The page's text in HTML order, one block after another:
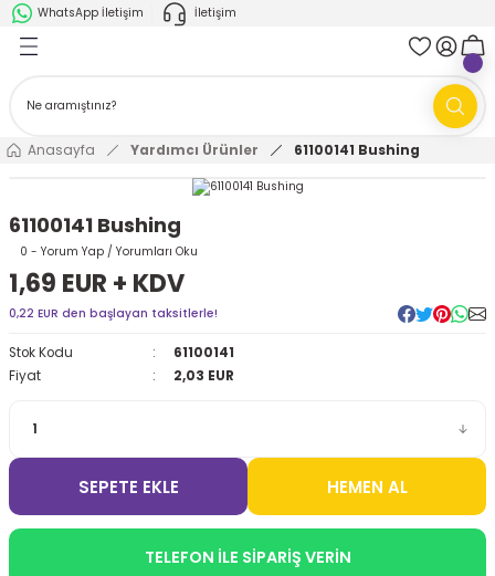
WhatsApp İletişim İletişim
Geri Dön
AMR'ler
Ark Kaynağı Robotları
Ark Kaynağı Robotları
Boya Robotları
Geri Dön
Anasayfa Yardımcı Ürünler 61100141 Bushing
61100141 Bushing
0 - Yorum Yap / Yorumları Oku
1,69 EUR + KDV
0,22 EUR den başlayan taksitlerle!
Stok Kodu
61100141
Fiyat
2,03 EUR
SEPETE EKLE HEMEN AL
TELEFON İLE SİPARİŞ VERİN